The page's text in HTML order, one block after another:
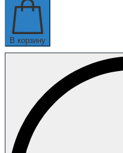
В корзину